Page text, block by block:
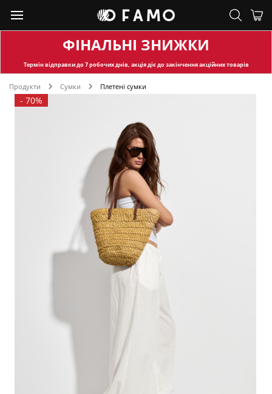
ФІНАЛЬНІ ЗНИЖКИ
Термін відправкидо 7 робочих днів, акція діє до закінчення акційних товарів
Продукти Сумки Плетені сумки
- 70%